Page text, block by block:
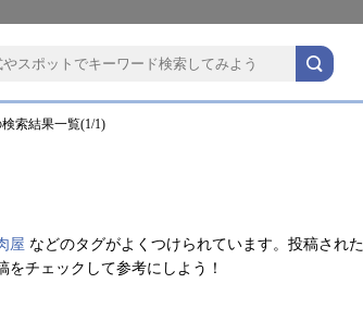
索結果一覧(1/1)
屋 などのタグがよくつけられています。投稿され
チェックして参考にしよう！